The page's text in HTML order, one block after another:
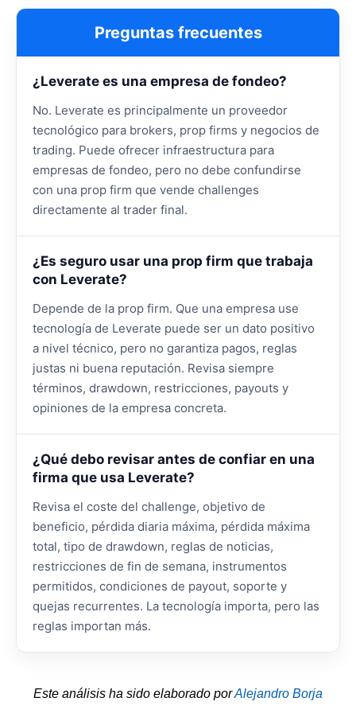
Preguntas frecuentes
¿Leverate es una empresa de fondeo?
No. Leverate es principalmente un proveedor
tecnológico para brokers, prop firms y negocios de
trading. Puede ofrecer infraestructura para
empresas de fondeo, pero no debe confundirse
con una prop firm que vende challenges
directamente al trader final.
¿Es seguro usar una prop firm que trabaja
con Leverate?
Depende de la prop firm. Que una empresa use
tecnología de Leverate puede ser un dato positivo
a nivel técnico, pero no garantiza pagos, reglas
justas ni buena reputación. Revisa siempre
términos, drawdown, restricciones, payouts y
opiniones de la empresa concreta.
¿Qué debo revisar antes de confiar en una
firma que usa Leverate?
Revisa el coste del challenge, objetivo de
beneficio, pérdida diaria máxima, pérdida máxima
total, tipo de drawdown, reglas de noticias,
restricciones de fin de semana, instrumentos
permitidos, condiciones de payout, soporte y
quejas recurrentes. La tecnología importa, pero las
reglas importan más.
Este análisis ha sido elaborado porAlejandro Borja